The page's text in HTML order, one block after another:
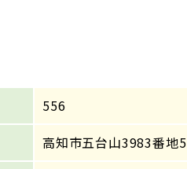
556
高知市五台山3983番地5